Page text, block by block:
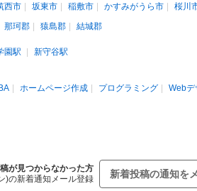
西市 坂東市 稲敷市 かすみがうら市 桜川
那珂郡 猿島郡 結城郡
園駅
新守谷駅
ホームページ作成 プログラミング
Webデ
が見つからなかった方
)の新着通知メール登録
新着投稿の通知を